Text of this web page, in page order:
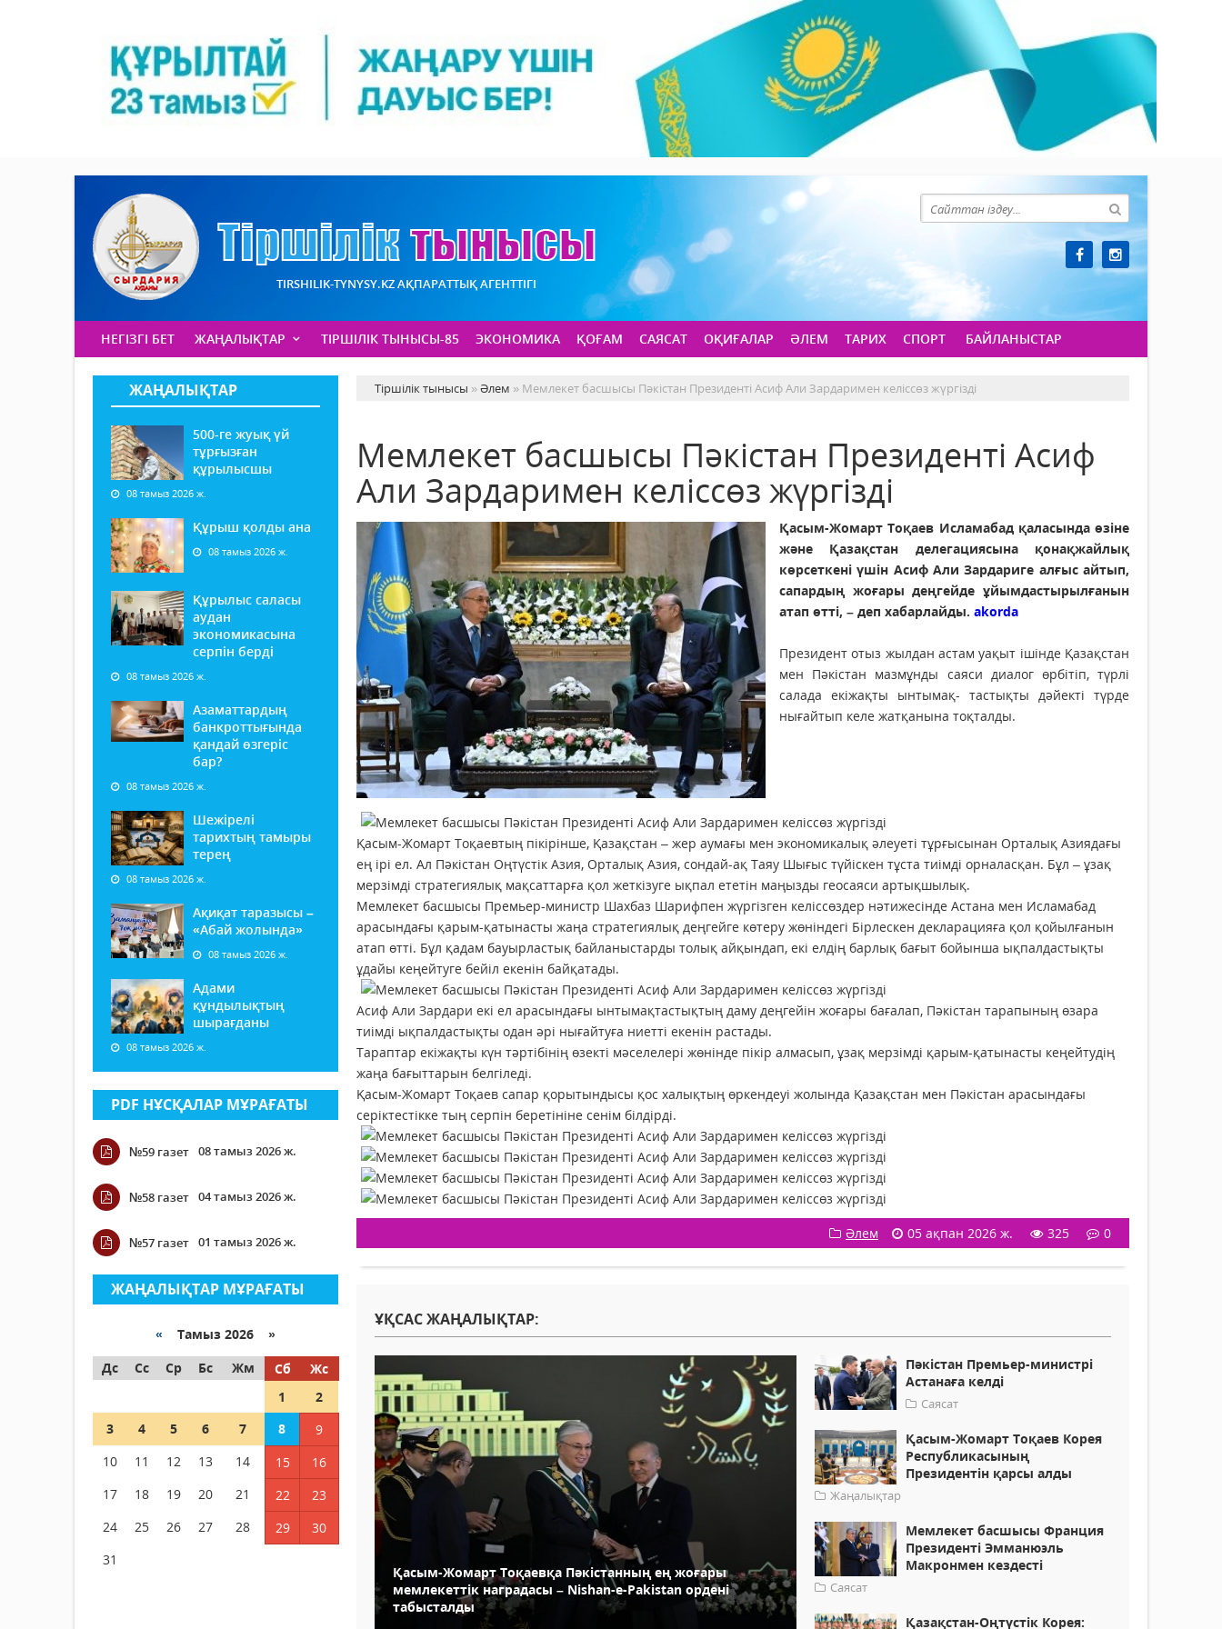
TIRSHILIK-TYNYSY.KZ АҚПАРАТТЫҚ АГЕНТТІГІ
НЕГІЗГІ БЕТ ЖАҢАЛЫҚТАР ТІРШІЛІК ТЫНЫСЫ-85 ЭКОНОМИКА ҚОҒАМ САЯСАТ ОҚИҒАЛАР ӘЛЕМ ТАРИХ СПОРТ БАЙЛАНЫСТАР
ЖАҢАЛЫҚТАР
500-ге жуық үй
тұрғызған
құрылысшы
08 тамыз 2026 ж.
Құрыш қолды ана
08 тамыз 2026 ж.
Құрылыс саласы
аудан
экономикасына
серпін берді
08 тамыз 2026 ж.
Азаматтардың
банкроттығында
қандай өзгеріс
бар?
08 тамыз 2026 ж.
Шежірелі
тарихтың тамыры
терең
08 тамыз 2026 ж.
Ақиқат таразысы –
«Абай жолында»
08 тамыз 2026 ж.
Адами
құндылықтың
шырағданы
08 тамыз 2026 ж.
PDF НҰСҚАЛАР МҰРАҒАТЫ
№59 газет 08 тамыз 2026 ж.
№58 газет 04 тамыз 2026 ж.
№57 газет 01 тамыз 2026 ж.
ЖАҢАЛЫҚТАР МҰРАҒАТЫ
« Тамыз 2026 »
Дс
Сс Ср Бс Жм Сб
Жс
1
2
3
4 5 6 7 8
9
10
11 12 13 14 15
16
17
18 19 20 21 22
23
24
25 26 27 28 29
30
31
Тіршілік тынысы »Әлем » Мемлекет басшысы Пәкістан Президенті Асиф Али Зардаримен келіссөз жүргізді
Мемлекет басшысы Пәкістан Президенті Асиф
Али Зардаримен келіссөз жүргізді
Қасым-Жомарт Тоқаев Исламабад қаласында өзіне
және Қазақстан делегациясына қонақжайлық
көрсеткені үшін Асиф Али Зардариге алғыс айтып,
сапардың жоғары деңгейде ұйымдастырылғанын
атап өтті, – деп хабарлайды. akorda
Президент отыз жылдан астам уақыт ішінде Қазақстан
мен Пәкістан мазмұнды саяси диалог өрбітіп, түрлі
салада екіжақты ынтымақ- тастықты дәйекті түрде
нығайтып келе жатқанына тоқталды.
Қасым-Жомарт Тоқаевтың пікірінше, Қазақстан – жер аумағы мен экономикалық әлеуеті тұрғысынан Орталық Азиядағы
ең ірі ел. Ал Пәкістан Оңтүстік Азия, Орталық Азия, сондай-ақ Таяу Шығыс түйіскен тұста тиімді орналасқан. Бұл – ұзақ
мерзімді стратегиялық мақсаттарға қол жеткізуге ықпал ететін маңызды геосаяси артықшылық.
Мемлекет басшысы Премьер-министр Шахбаз Шарифпен жүргізген келіссөздер нәтижесінде Астана мен Исламабад
арасындағы қарым-қатынасты жаңа стратегиялық деңгейге көтеру жөніндегі Бірлескен декларацияға қол қойылғанын
атап өтті. Бұл қадам бауырластық байланыстарды толық айқындап, екі елдің барлық бағыт бойынша ықпалдастықты
ұдайы кеңейтуге бейіл екенін байқатады.
Асиф Али Зардари екі ел арасындағы ынтымақтастықтың даму деңгейін жоғары бағалап, Пәкістан тарапының өзара
тиімді ықпалдастықты одан әрі нығайтуға ниетті екенін растады.
Тараптар екіжақты күн тәртібінің өзекті мәселелері жөнінде пікір алмасып, ұзақ мерзімді қарым-қатынасты кеңейтудің
жаңа бағыттарын белгіледі.
Қасым-Жомарт Тоқаев сапар қорытындысы қос халықтың өркендеуі жолында Қазақстан мен Пәкістан арасындағы
серіктестікке тың серпін беретініне сенім білдірді.
Әлем 05 ақпан 2026 ж. 325 0
ҰҚСАС ЖАҢАЛЫҚТАР:
Қасым-Жомарт Тоқаевқа Пәкістанның ең жоғары
мемлекеттік наградасы – Nishan-e-Pakistan ордені
табысталды
Пәкістан Премьер-министрі
Астанаға келді
Саясат
Қасым-Жомарт Тоқаев Корея
Республикасының
Президентін қарсы алды
Жаңалықтар
Мемлекет басшысы Франция
Президенті Эмманюэль
Макронмен кездесті
Саясат
Қазақстан-Оңтүстік Корея: